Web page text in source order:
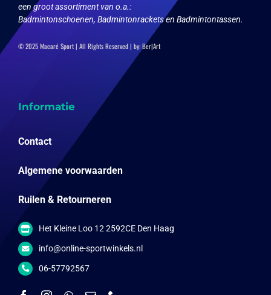
een groot assortiment van o.a.:
Badmintonschoenen, Badmintonrackets en Badmintontassen.
© 2025 Macaré Sport | All Rights Reserved | by:Ber|Art
Informatie
Contact
Algemene voorwaarden
Ruilen & Retourneren
Het Kleine Loo 12 2592CE Den Haag
info@online-sportwinkels.nl
06-57792567